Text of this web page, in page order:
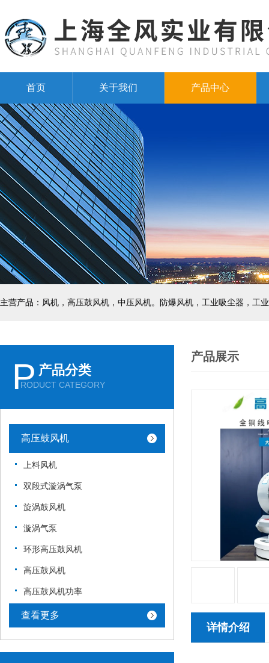
首页 关于我们 产品中心
主营产品：风机，高压鼓风机，中压风机。防爆风机，工业吸尘器，工
P 产品分类
RODUCT CATEGORY
高压鼓风机
上料风机
双段式漩涡气泵
旋涡鼓风机
漩涡气泵
环形高压鼓风机
高压鼓风机
高压鼓风机功率
查看更多
产品展示
详情介绍